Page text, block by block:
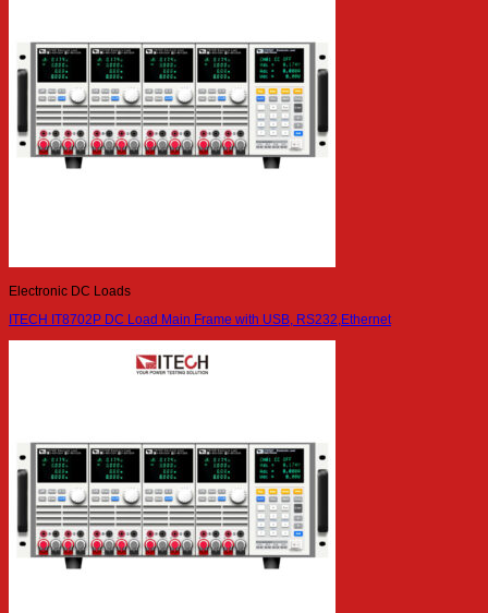
Electronic DC Loads
ITECH IT8702P DC Load Main Frame with USB, RS232,Ethernet